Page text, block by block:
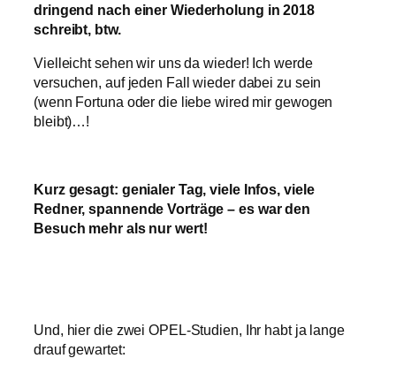
dringend nach einer Wiederholung in 2018
schreibt, btw.
Vielleicht sehen wir uns da wieder! Ich werde
versuchen, auf jeden Fall wieder dabei zu sein
(wenn Fortuna oder die liebe wired mir gewogen
bleibt)…!
Kurz gesagt: genialer Tag, viele Infos, viele
Redner, spannende Vorträge – es war den
Besuch mehr als nur wert!
Und, hier die zwei OPEL-Studien, Ihr habt ja lange
drauf gewartet: